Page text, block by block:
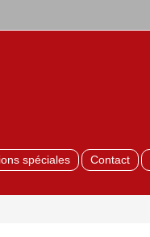
spéciales Contact